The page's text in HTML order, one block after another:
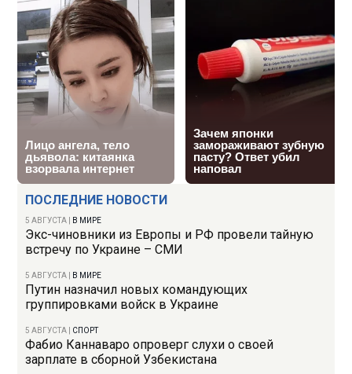
ПОСЛЕДНИЕ НОВОСТИ
5 АВГУСТА В МИРЕ
Экс-чиновники из Европы и РФ провели тайную
встречу по Украине – СМИ
5 АВГУСТА В МИРЕ
Путин назначил новых командующих
группировками войск в Украине
5 АВГУСТА СПОРТ
Фабио Каннаваро опроверг слухи о своей
зарплате в сборной Узбекистана